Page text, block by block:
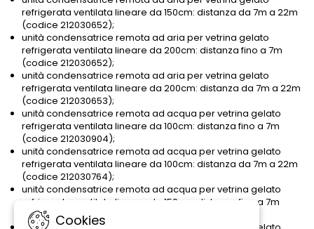
refrigerata ventilata lineare da 150cm: distanza da 7m a 22m
(codice 212030652);
unità condensatrice remota ad aria per vetrina gelato
refrigerata ventilata lineare da 200cm: distanza fino a 7m
(codice 212030652);
unità condensatrice remota ad aria per vetrina gelato
refrigerata ventilata lineare da 200cm: distanza da 7m a 22m
(codice 212030653);
unità condensatrice remota ad acqua per vetrina gelato
refrigerata ventilata lineare da 100cm: distanza fino a 7m
(codice 212030904);
unità condensatrice remota ad acqua per vetrina gelato
refrigerata ventilata lineare da 100cm: distanza da 7m a 22m
(codice 212030764);
unità condensatrice remota ad acqua per vetrina gelato
refrigerata ventilata lineare da 150cm: distanza fino a 7m
(codice 212030764);
Cookies